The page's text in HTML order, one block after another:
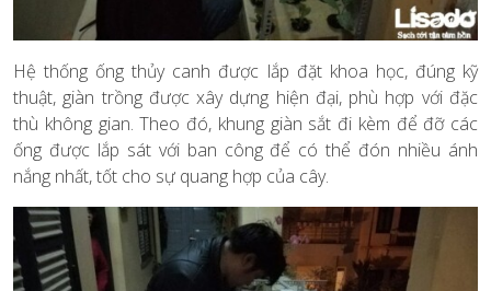
Hệ thống ống thủy canh được lắp đặt khoa học, đúng kỹ
thuật, giàn trồng được xây dựng hiện đại, phù hợp với đặc
thù không gian. Theo đó, khung giàn sắt đi kèm để đỡ các
ống được lắp sát với ban công để có thể đón nhiều ánh
nắng nhất, tốt cho sự quang hợp của cây.